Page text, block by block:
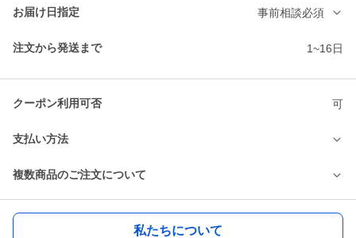
お届け日指定 事前相談必須
注文から発送まで 1~16日
クーポン利用可否 可
支払い方法
複数商品のご注文について
私たちについて